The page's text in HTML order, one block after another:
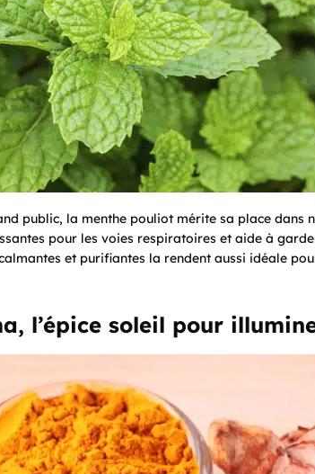
public, la menthe pouliot mérite sa place dans
pour les voies respiratoires et aide à
calmantes et purifiantes la rendent aussi idéale
l’épice soleil pour